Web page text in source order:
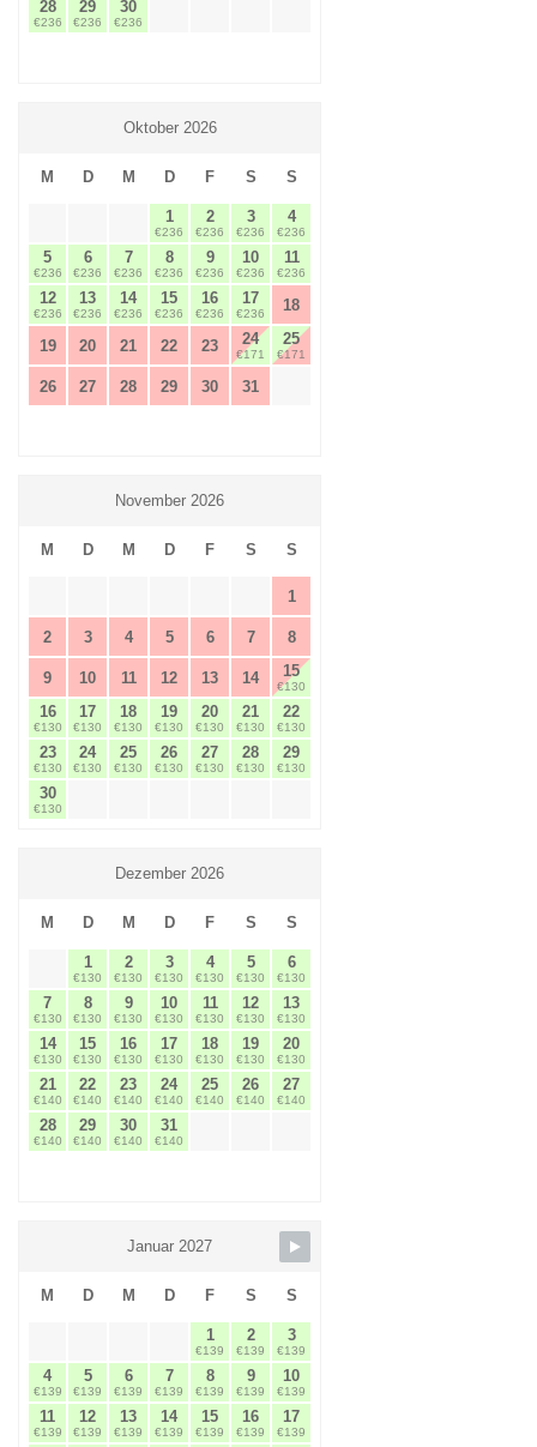
28
€236
29
€236
30
€236
Oktober 2026
M D M D F S S
1
€236
2
€236
3
€236
4
€236
5
€236
6
€236
7
€236
8
€236
9
€236
10
€236
11
€236
12
€236
13
€236
14
€236
15
€236
16
€236
17
€236 18
19 20 21 22 23 24
€171
25
€171
26 27 28 29 30 31
November 2026
M D M D F S S
1
2 3 4 5 6 7 8
9 10 11 12 13 14 15
€130
16
€130
17
€130
18
€130
19
€130
20
€130
21
€130
22
€130
23
€130
24
€130
25
€130
26
€130
27
€130
28
€130
29
€130
30
€130
Dezember 2026
M D M D F S S
1
€130
2
€130
3
€130
4
€130
5
€130
6
€130
7
€130
8
€130
9
€130
10
€130
11
€130
12
€130
13
€130
14
€130
15
€130
16
€130
17
€130
18
€130
19
€130
20
€130
21
€140
22
€140
23
€140
24
€140
25
€140
26
€140
27
€140
28
€140
29
€140
30
€140
31
€140
Januar 2027
M D M D F S S
1
€139
2
€139
3
€139
4
€139
5
€139
6
€139
7
€139
8
€139
9
€139
10
€139
11
€139
12
€139
13
€139
14
€139
15
€139
16
€139
17
€139